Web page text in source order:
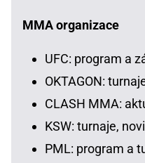
MMA organizace
UFC: program a
OKTAGON:
CLASH MMA:
KSW: turnaje,
PML: program a